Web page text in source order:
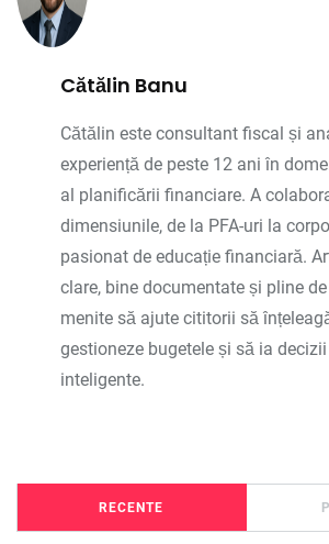
Cătălin Banu
Cătălin este consultant fiscal și
experiență de peste 12 ani în
al planificării financiare. A
dimensiunile, de la PFA-uri la
pasionat de educație financiară.
clare, bine documentate și pline
menite să ajute cititorii să
gestioneze bugetele și să ia
inteligente.
RECENTE